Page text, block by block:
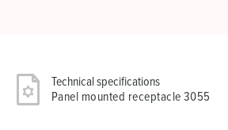
Technical specifications
Panel mounted receptacle 3055